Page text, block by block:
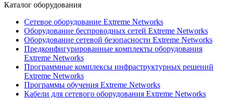
Каталог оборудования
Сетевое оборудование Extreme Networks
Оборудование беспроводных сетей Extreme Networks
Оборудование сетевой безопасности Extreme Networks
Предконфигурированные комплекты оборудования
Extreme Networks
Программные комплексы инфраструктурных решений
Extreme Networks
Программы обучения Extreme Networks
Кабели для сетевого оборудования Extreme Networks